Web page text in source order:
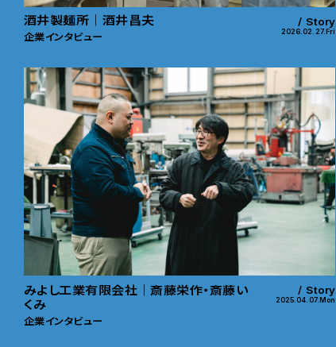
酒井製麺所｜酒井昌夫
企業インタビュー
Story
2026.02.27.Fri
みよし工業有限会社｜斎藤栄作・斎藤い
くみ
企業インタビュー
Story
2025.04.07.Mon